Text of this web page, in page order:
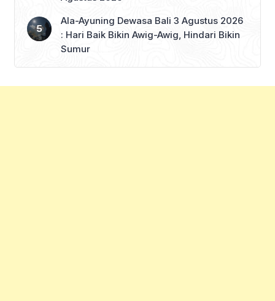
Ala-Ayuning Dewasa Bali 3 Agustus 2026
: Hari Baik Bikin Awig-Awig, Hindari Bikin
Sumur